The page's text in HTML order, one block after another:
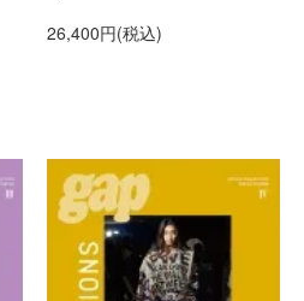
26,400円(税込)